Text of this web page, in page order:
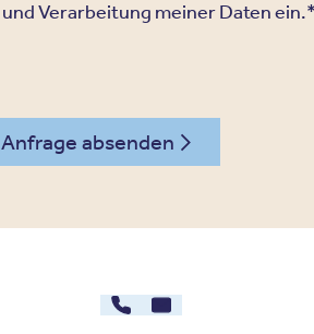
und Verarbeitung meiner Daten ein.*
Anfrage absenden
02131 - 5379064
Kontakt